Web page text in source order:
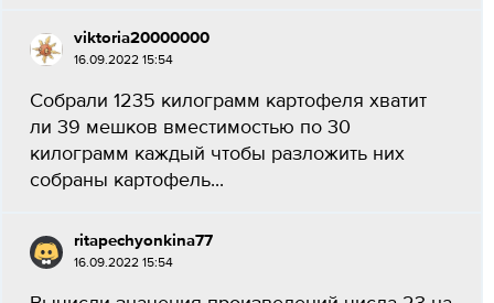
viktoria20000000
16.09.2022 15:54
Собрали 1235 килограмм картофеля хватит
ли 39 мешков вместимостью по 30
килограмм каждый чтобы разложить них
собраны картофель...
ritapechyonkina77
16.09.2022 15:54